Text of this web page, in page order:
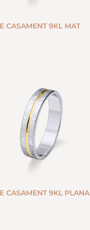
CASAMENT 9KL MAT
CASAMENT 9KL PLANA